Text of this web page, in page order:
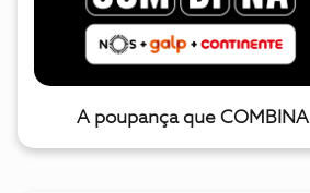
A poupança que COMBINA